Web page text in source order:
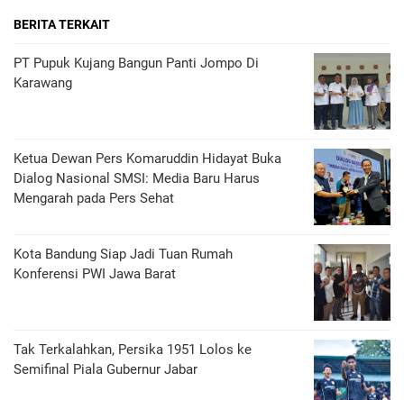
BERITA TERKAIT
PT Pupuk Kujang Bangun Panti Jompo Di
Karawang
Ketua Dewan Pers Komaruddin Hidayat Buka
Dialog Nasional SMSI: Media Baru Harus
Mengarah pada Pers Sehat
Kota Bandung Siap Jadi Tuan Rumah
Konferensi PWI Jawa Barat
Tak Terkalahkan, Persika 1951 Lolos ke
Semifinal Piala Gubernur Jabar